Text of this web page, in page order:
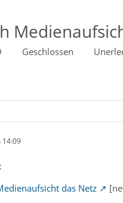
Geschlossen
14:09
das Netz